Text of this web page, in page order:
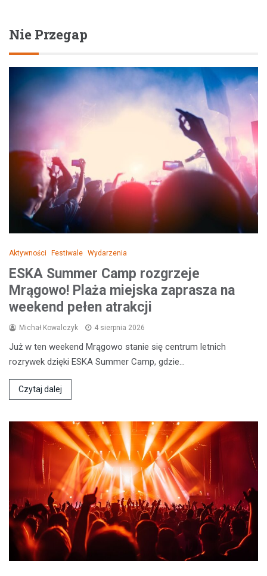
Nie Przegap
Aktywności Festiwale Wydarzenia
ESKA Summer Camp rozgrzeje
Mrągowo! Plaża miejska zaprasza na
weekend pełen atrakcji
Michał Kowalczyk 4 sierpnia 2026
Już w ten weekend Mrągowo stanie się centrum letnich
rozrywek dzięki ESKA Summer Camp, gdzie…
Czytaj dalej